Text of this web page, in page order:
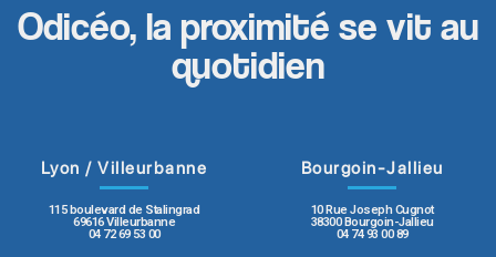
Odicéo, la proximité se vit au
quotidien
Lyon / Villeurbanne
115 boulevard de Stalingrad
69616 Villeurbanne
04 72 69 53 00
Bourgoin-Jallieu
10 Rue Joseph Cugnot
38300 Bourgoin-Jallieu
04 74 93 00 89